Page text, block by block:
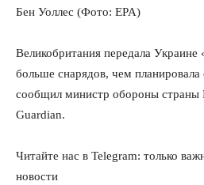
Бен Уоллес (Фото: EPA)
Великобритания передала Украине
больше снарядов, чем планировала
сообщил министр обороны страны
Guardian.
Читайте нас в Telegram: только
новости